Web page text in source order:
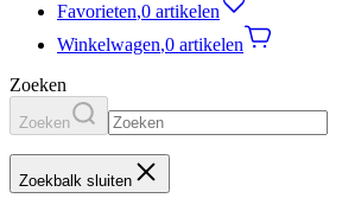
Favorieten,0 artikelen
Winkelwagen,0 artikelen
Zoeken
Zoeken
Zoekbalk sluiten